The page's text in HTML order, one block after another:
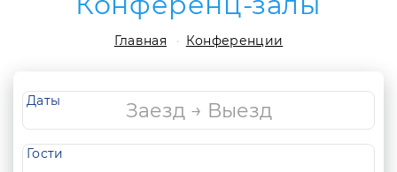
Главная Конференции
Даты
Гости